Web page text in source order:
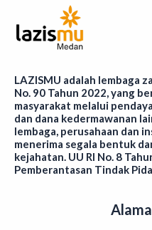
LAZISMU adalah lembaga
No. 90 Tahun 2022, yang
masyarakat melalui
dan dana kedermawanan
lembaga, perusahaan dan
menerima segala bentuk
kejahatan. UU RI No. 8
Pemberantasan Tindak